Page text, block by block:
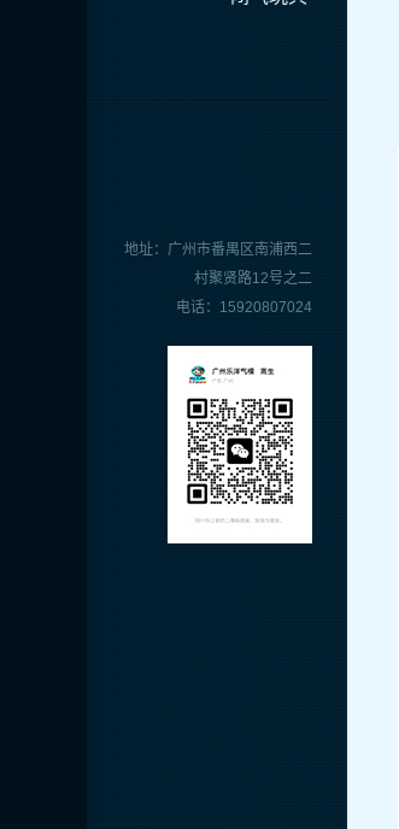
地址：广州市番禺区南浦西二
村聚贤路12号之二
电话：15920807024